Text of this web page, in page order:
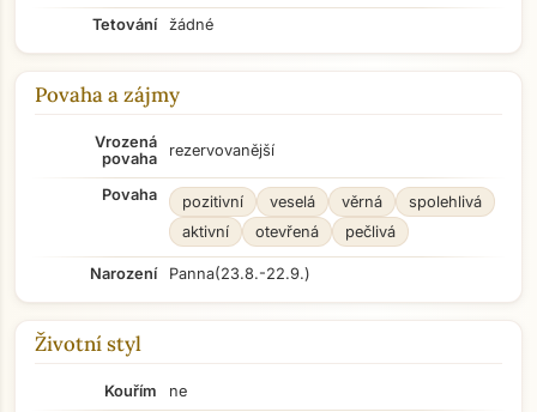
Tetování
žádné
Povaha a zájmy
Vrozená
povaha
rezervovanější
Povaha pozitivní veselá věrná
spolehlivá
aktivní
otevřená pečlivá
Narození Panna(23.8.-22.9.)
Životní styl
Kouřím
ne